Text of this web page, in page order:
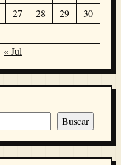
27 28 29
30
« Jul
Buscar